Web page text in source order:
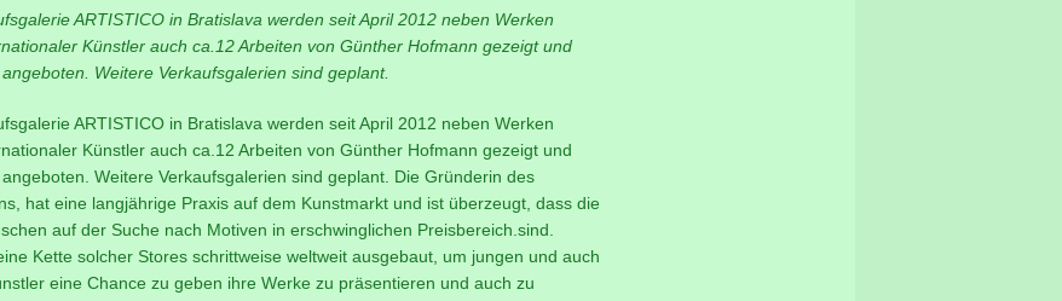
ARTISTICO in Bratislava werden seit April 2012 neben Werken
Künstler auch ca.12 Arbeiten von Günther Hofmann gezeigt und
Weitere Verkaufsgalerien sind geplant.
ARTISTICO in Bratislava werden seit April 2012 neben Werken
Künstler auch ca.12 Arbeiten von Günther Hofmann gezeigt und
Weitere Verkaufsgalerien sind geplant. Die Gründerin des
hat eine langjährige Praxis auf dem Kunstmarkt und ist überzeugt, dass die
auf der Suche nach Motiven in erschwinglichen Preisbereich.sind.
Kette solcher Stores schrittweise weltweit ausgebaut, um jungen und auch
eine Chance zu geben ihre Werke zu präsentieren und auch zu